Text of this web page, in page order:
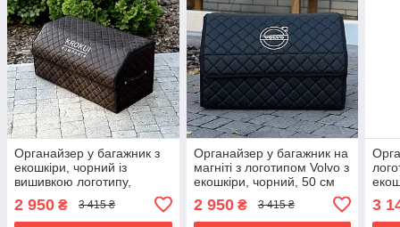
Органайзер у багажник з
екошкіри, чорний із
вишивкою логотипу,
магнітна фіксація, 50 см,
бокс у багажник
2 950 ₴ 3 415 ₴
Органайзер у багажник на
магніті з логотипом Volvo з
екошкіри, чорний, 50 см
2 950₴ 3 415 ₴ 3